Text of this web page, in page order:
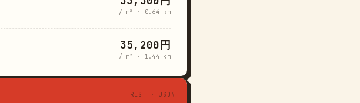
/ m² · 0.64 km
35,200円
/ m² · 1.44 km
REST · JSON